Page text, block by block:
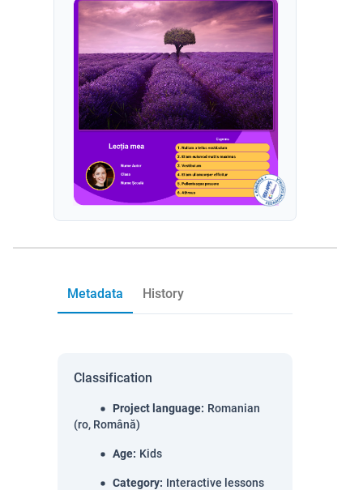
Metadata History
Classification
Project language: Romanian
(ro, Română)
Age: Kids
Category: Interactive lessons